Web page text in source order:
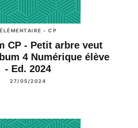
ÉLÉMENTAIRE - CP
CP - Petit arbre veut
4 Numérique élève
- Ed. 2024
27/05/2024